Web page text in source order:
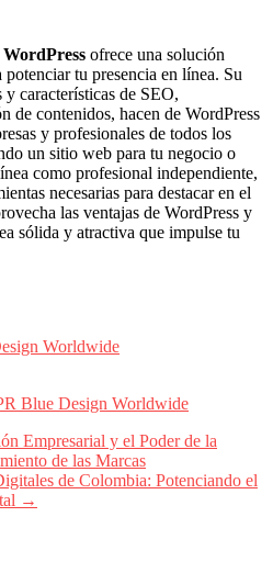
ofrece una solución
tu presencia en línea. Su
características de SEO,
de contenidos, hacen de WordPress
y profesionales de todos los
un sitio web para tu negocio o
como profesional independiente,
necesarias para destacar en el
las ventajas de WordPress y
sólida y atractiva que impulse tu
Worldwide
Blue Design Worldwide
Empresarial y el Poder de la
de las Marcas
de Colombia: Potenciando el
→